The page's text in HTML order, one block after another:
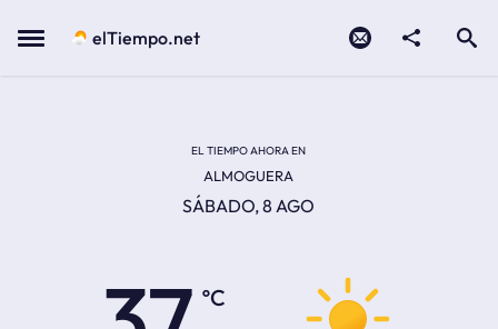
Menu elTiempo.net
EL TIEMPO AHORA EN
ALMOGUERA
SÁBADO, 8 AGO
ºC